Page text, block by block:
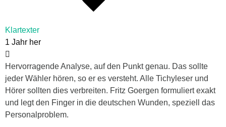
Klartexter
1 Jahr her
Hervorragende Analyse, auf den Punkt genau. Das sollte
jeder Wähler hören, so er es versteht. Alle Tichyleser und
Hörer sollten dies verbreiten. Fritz Goergen formuliert exakt
und legt den Finger in die deutschen Wunden, speziell das
Personalproblem.